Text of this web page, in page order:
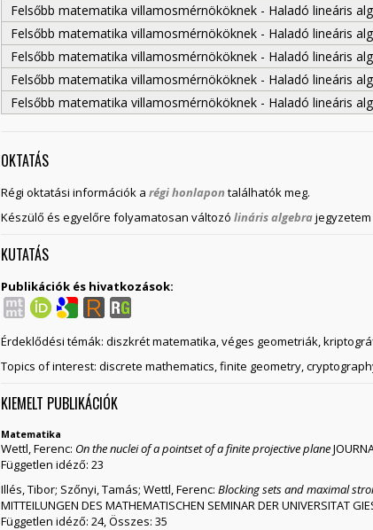
Felsőbb matematika villamosmérnököknek - Haladó lineáris
Felsőbb matematika villamosmérnököknek - Haladó lineáris
Felsőbb matematika villamosmérnököknek - Haladó lineáris
Felsőbb matematika villamosmérnököknek - Haladó lineáris
Felsőbb matematika villamosmérnököknek - Haladó lineáris
OKTATÁS
Régi oktatási információk a régi honlapon találhatók meg.
Készülő és egyelőre folyamatosan változó lináris algebra
KUTATÁS
Publikációk és hivatkozások:
Érdeklődési témák: diszkrét matematika, véges geometriák,
Topics of interest: discrete mathematics, finite geometry,
KIEMELT PUBLIKÁCIÓK
Matematika
Wettl, Ferenc: On the nuclei of a pointset of a finite projective plane
Független idéző: 23
Illés, Tibor; Szőnyi, Tamás; Wettl, Ferenc: Blocking sets and maximal
MITTEILUNGEN DES MATHEMATISCHEN SEMINAR DER UNIVERSITAT
Független idéző: 24, Összes: 35